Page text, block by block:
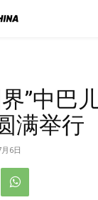
”中巴
满举行
6日